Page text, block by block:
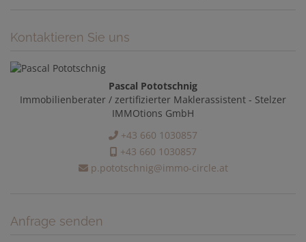
Kontaktieren Sie uns
Pascal Pototschnig
Immobilienberater / zertifizierter Maklerassistent - Stelzer
IMMOtions GmbH
+43 660 1030857
+43 660 1030857
p.pototschnig@immo-circle.at
Anfrage senden